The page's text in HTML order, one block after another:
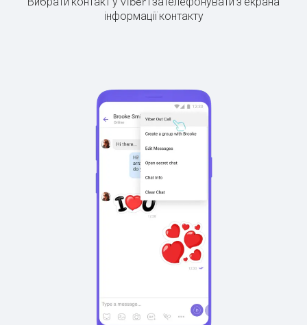
інформації контакту